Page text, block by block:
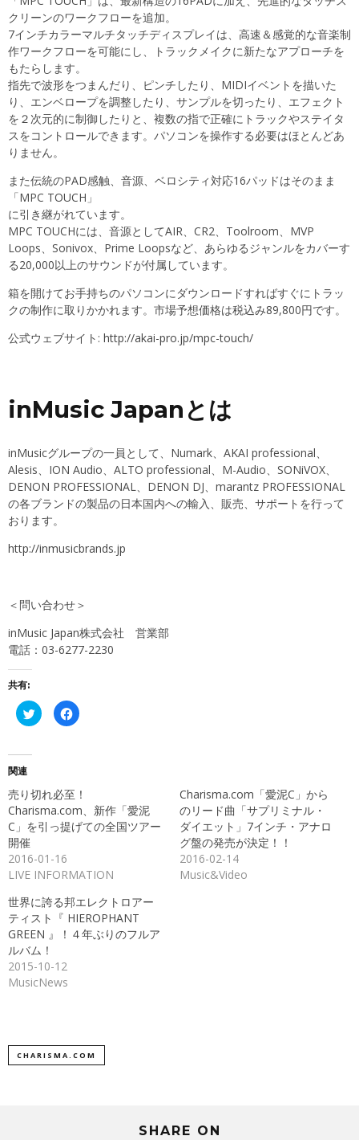
クリーンのワークフローを追加。
7インチカラーマルチタッチディスプレイは、高速＆感覚的な音楽制
作ワークフローを可能にし、トラックメイクに新たなアプローチを
もたらします。
指先で波形をつまんだり、ピンチしたり、MIDIイベントを描いた
り、エンベロープを調整したり、サンプルを切ったり、エフェクト
を２次元的に制御したりと、複数の指で正確にトラックやステイタ
スをコントロールできます。パソコンを操作する必要はほとんどあ
りません。
また伝統のPAD感触、音源、ベロシティ対応16パッドはそのまま
「MPC TOUCH」
に引き継がれています。
MPC TOUCHには、音源としてAIR、CR2、Toolroom、MVP
Loops、Sonivox、Prime Loopsなど、あらゆるジャンルをカバーす
る20,000以上のサウンドが付属しています。
箱を開けてお手持ちのパソコンにダウンロードすればすぐにトラッ
クの制作に取りかかれます。市場予想価格は税込み89,800円です。
公式ウェブサイト: http://akai-pro.jp/mpc-touch/
inMusic Japanとは
inMusicグループの一員として、Numark、AKAI professional、
Alesis、ION Audio、ALTO professional、M-Audio、SONiVOX、
DENON PROFESSIONAL、DENON DJ、marantz PROFESSIONAL
の各ブランドの製品の日本国内への輸入、販売、サポートを行って
おります。
http://inmusicbrands.jp
＜問い合わせ＞
inMusic Japan株式会社 営業部
電話：03-6277-2230
共有:
ク
リ
共
有
(新
し
い
ウ
ン
ド
ウ
開
き
ま
す)
Facebook
で
ク
リ
ッ
ク
し
て
い
い
ウ
ィ
ン
ド
関連
売り切れ必至！
Charisma.com、新作「愛泥
C」を引っ提げての全国ツアー
開催
2016-01-16
LIVE INFORMATION
Charisma.com「愛泥C」から
のリード曲「サプリミナル・
ダイエット」7インチ・アナロ
グ盤の発売が決定！！
2016-02-14
Music&Video
世界に誇る邦エレクトロアー
ティスト『 HIEROPHANT
GREEN 』！４年ぶりのフルア
ルバム！
2015-10-12
MusicNews
CHARISMA.COM
SHARE ON